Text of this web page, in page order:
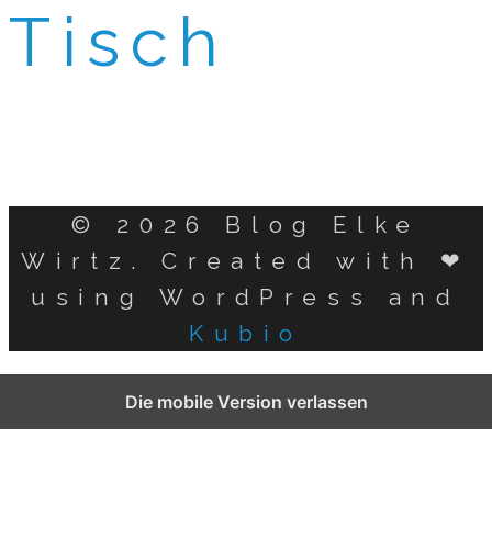
Tisch
© 2026 Blog Elke
Wirtz. Created with ❤
using WordPress and
Kubio
Die mobile Version verlassen